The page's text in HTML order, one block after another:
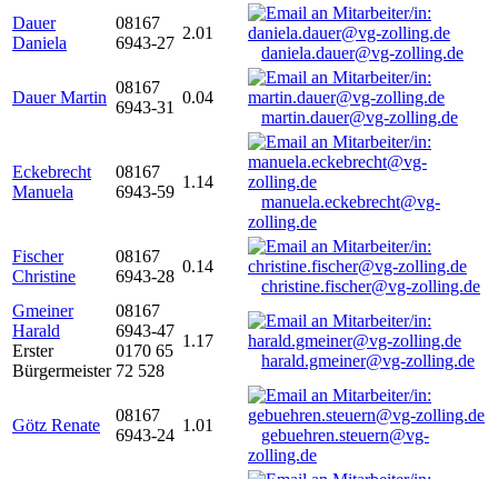
Dauer
Daniela
08167
6943-27
2.01
daniela.dauer@vg-zolling.de
Dauer Martin
08167
6943-31
0.04
martin.dauer@vg-zolling.de
Eckebrecht
Manuela
08167
6943-59
1.14
manuela.eckebrecht@vg-
zolling.de
Fischer
Christine
08167
6943-28
0.14
christine.fischer@vg-zolling.de
Gmeiner
Harald
Erster
Bürgermeister
08167
6943-47
0170 65
72 528
1.17
harald.gmeiner@vg-zolling.de
Götz Renate
08167
6943-24
1.01
gebuehren.steuern@vg-
zolling.de